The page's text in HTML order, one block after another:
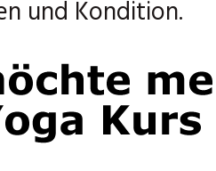
und Kondition.